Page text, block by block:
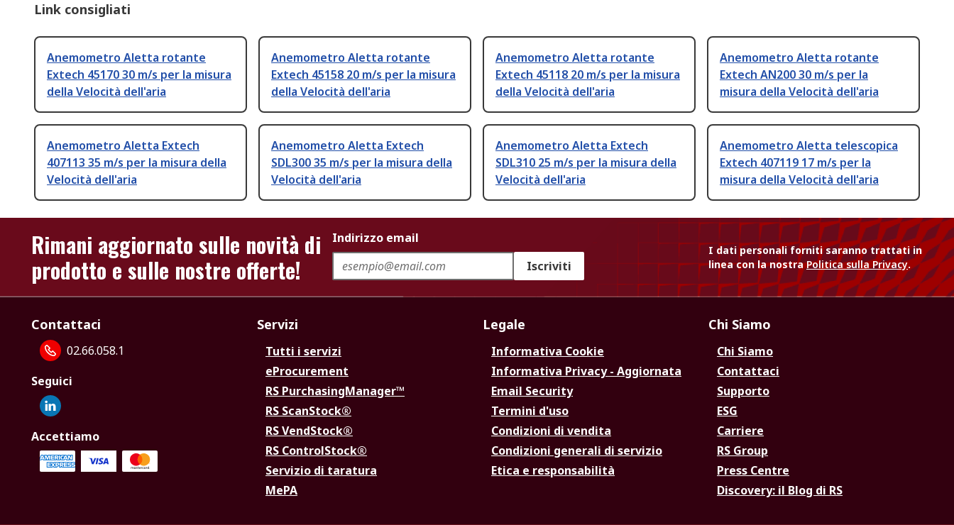
Link consigliati
Anemometro Aletta rotante
Extech 45170 30 m/s per la misura
della Velocità dell'aria
Anemometro Aletta rotante
Extech 45158 20 m/s per la misura
della Velocità dell'aria
Anemometro Aletta rotante
Extech 45118 20 m/s per la misura
della Velocità dell'aria
Anemometro Aletta rotante
Extech AN200 30 m/s per la
misura della Velocità dell'aria
Anemometro Aletta Extech
407113 35 m/s per la misura della
Velocità dell'aria
Anemometro Aletta Extech
SDL300 35 m/s per la misura della
Velocità dell'aria
Anemometro Aletta Extech
SDL310 25 m/s per la misura della
Velocità dell'aria
Anemometro Aletta telescopica
Extech 407119 17 m/s per la
misura della Velocità dell'aria
Rimani aggiornato sulle novità di
prodotto e sulle nostre offerte!
Indirizzo email
Iscriviti
I dati personali forniti saranno trattati in
linea con la nostraPolitica sulla Privacy.
Contattaci
02.66.058.1
Seguici
Accettiamo
Servizi
Tutti i servizi
eProcurement
RS PurchasingManager™
RS ScanStock®
RS VendStock®
RS ControlStock®
Servizio di taratura
MePA
Legale
Informativa Cookie
Informativa Privacy - Aggiornata
Email Security
Termini d'uso
Condizioni di vendita
Condizioni generali di servizio
Etica e responsabilità
Chi Siamo
Chi Siamo
Contattaci
Supporto
ESG
Carriere
RS Group
Press Centre
Discovery: il Blog di RS